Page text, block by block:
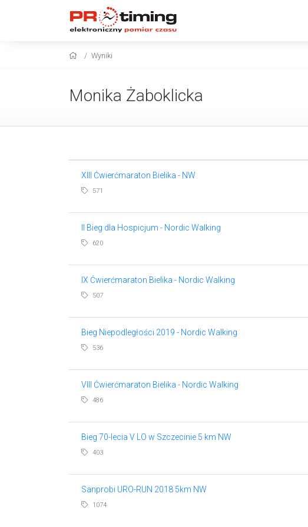
Wyniki
Monika Żaboklicka
XIII Ćwierćmaraton Bielika - NW
571
II Bieg dla Hospicjum - Nordic Walking
620
IX Ćwierćmaraton Bielika - Nordic Walking
507
Bieg Niepodległości 2019 - Nordic Walking
536
VIII Ćwierćmaraton Bielika - Nordic Walking
486
Bieg 70-lecia V LO w Szczecinie 5 km NW
403
Sanprobi URO-RUN 2018 5km NW
1074